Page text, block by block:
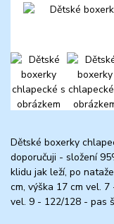
Dětské boxerky
doporučuji - složení
klidu jak leží, po
cm, výška 17 cm vel.
vel. 9 - 122/128 - pas